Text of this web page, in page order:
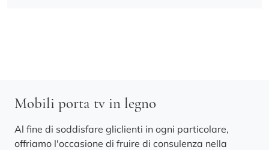
Mobili porta tv in legno
Al fine di soddisfare gliclienti in ogni particolare,
offriamo l'occasione di fruire di consulenza nella